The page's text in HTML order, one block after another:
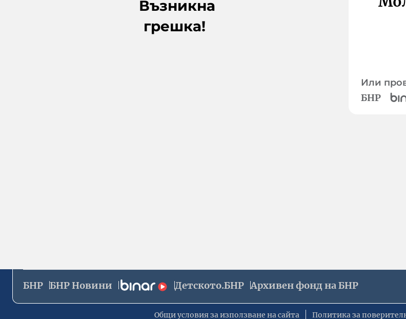
Възникна
грешка!
Или
БНР
БНР БНР Новини Детското.БНР Архивен фонд на БНР
Общи условия за използване на сайта Политика за